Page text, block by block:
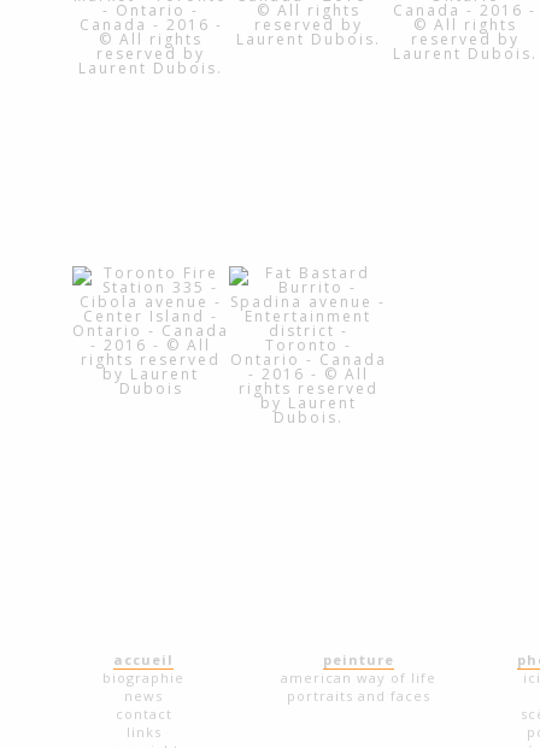
accueil
biographie
news
contact
links
peinture
american way of life
portraits and faces